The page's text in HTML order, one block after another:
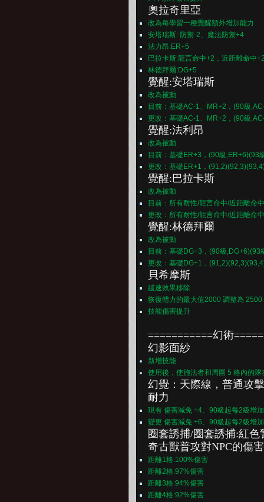
奧拉奇里亞
改為每學習一種覺醒額外增加能力
安塔瑞斯: 防禦-2、魔法防禦+4
法力昂:ER+5
巴拉卡斯:龍言命中+2，近距離命中
林德拜爾:DG+5
覺醒:安塔瑞斯
改為被動
目前：基礎AC-1、MR+2，(90級
更改：基礎AC-1、MR+2，(90級
覺醒:法利昂
改為被動
目前：基礎ER+3，(90級,ER+6)(93
更改：基礎ER+1，
覺醒:巴拉卡斯
改為被動
目前：所有耐性/龍言命中/近距離命
更改：所有耐性/龍言命中/近距離命
覺醒:林德拜爾
改為被動
目前：基礎DG+3，(90級
更改：基礎DG+1，
貝希摩斯
緩速效果移除
恢復體力的最大值2000 調整為 2500
技能傷害提升
===========幻術
幻影面紗
新增技能
使用後，使施法者和周圍 5 格內的
幻覺：天際線， 普通攻
耐力
現有 傷害減免 +4、90級起每2級增
變更 傷害減免 +6、90級起每2級增
圈套誘捕/圈套誘捕:紅色
奇古獸普攻對NPC的傷
距離1格:100%傷害
距離2格:97%傷害
距離3格:94%傷害
距離4格:92%傷害